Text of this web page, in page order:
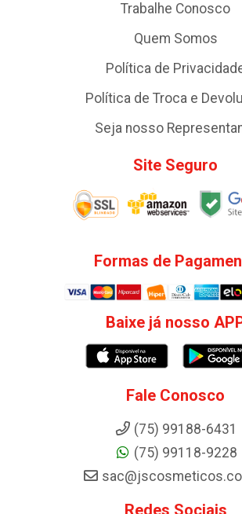
Trabalhe Conosco
Quem Somos
Política de
Política de Troca e
Seja nosso
Site Seguro
Formas de
Baixe já nosso
Fale Conosco
(75) 99188-6431
(75) 99118-9228